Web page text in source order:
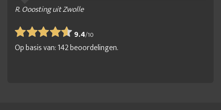
R. Ooosting uit Zwolle
9.4/10
Op basis van:142beoordelingen.